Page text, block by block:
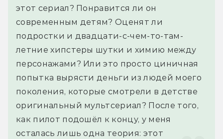
этот сериал? Понравится ли он
современным детям? Оценят ли
подростки и двадцати-с-чем-то-там-
летние хипстеры шутки и химию между
персонажами? Или это просто циничная
попытка вырясти деньги из людей моего
поколения, которые смотрели в детстве
оригинальный мультсериал? После того,
как пилот подошёл к концу, у меня
осталась лишь одна теория: этот